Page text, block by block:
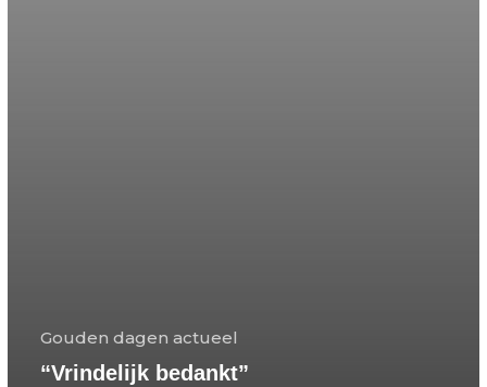
Gouden dagen actueel
“Vrindelijk bedankt”